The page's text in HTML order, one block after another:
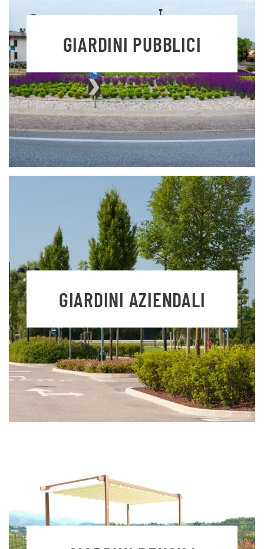
GIARDINI PUBBLICI
GIARDINI AZIENDALI